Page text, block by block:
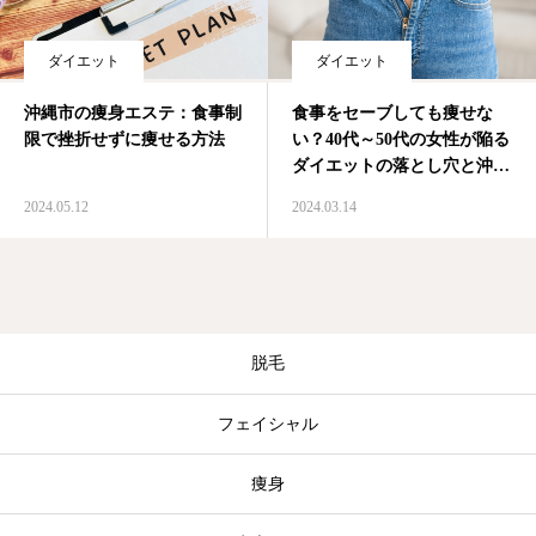
ダイエット
沖縄市の痩身エステ：食事制
限で挫折せずに痩せる方法
2024.05.12
ダイエット
食事をセーブしても痩せな
い？40代～50代の女性が陥る
ダイエットの落とし穴と沖縄
2024.03.14
脱毛
フェイシャル
痩身